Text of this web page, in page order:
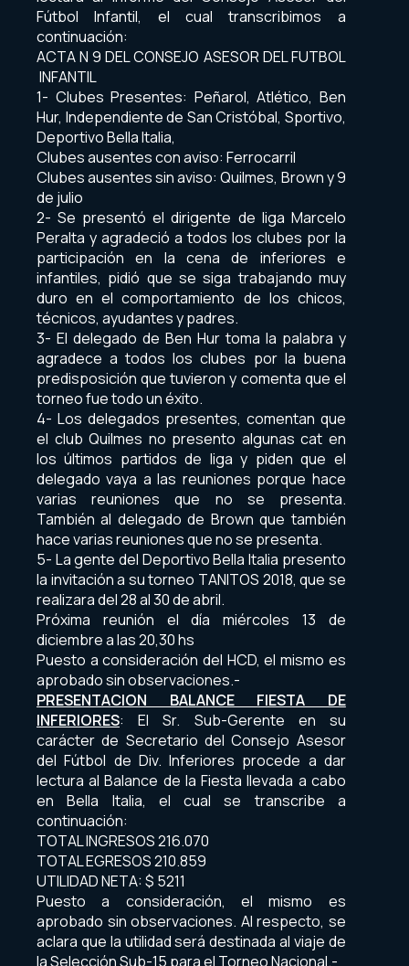
Fútbol Infantil, el cual transcribimos a
continuación:
ACTA N 9 DEL CONSEJO ASESOR DEL FUTBOL
INFANTIL
1- Clubes Presentes: Peñarol, Atlético, Ben
Hur, Independiente de San Cristóbal, Sportivo,
Deportivo Bella Italia,
Clubes ausentes con aviso: Ferrocarril
Clubes ausentes sin aviso: Quilmes, Brown y 9
de julio
2- Se presentó el dirigente de liga Marcelo
Peralta y agradeció a todos los clubes por la
participación en la cena de inferiores e
infantiles, pidió que se siga trabajando muy
duro en el comportamiento de los chicos,
técnicos, ayudantes y padres.
3- El delegado de Ben Hur toma la palabra y
agradece a todos los clubes por la buena
predisposición que tuvieron y comenta que el
torneo fue todo un éxito.
4- Los delegados presentes, comentan que
el club Quilmes no presento algunas cat en
los últimos partidos de liga y piden que el
delegado vaya a las reuniones porque hace
varias reuniones que no se presenta.
También al delegado de Brown que también
hace varias reuniones que no se presenta.
5- La gente del Deportivo Bella Italia presento
la invitación a su torneo TANITOS 2018, que se
realizara del 28 al 30 de abril.
Próxima reunión el día miércoles 13 de
diciembre a las 20,30 hs
Puesto a consideración del HCD, el mismo es
aprobado sin observaciones.-
PRESENTACION BALANCE FIESTA DE
INFERIORES: El Sr. Sub-Gerente en su
carácter de Secretario del Consejo Asesor
del Fútbol de Div. Inferiores procede a dar
lectura al Balance de la Fiesta llevada a cabo
en Bella Italia, el cual se transcribe a
continuación:
TOTAL INGRESOS 216.070
TOTAL EGRESOS 210.859
UTILIDAD NETA: $ 5211
Puesto a consideración, el mismo es
aprobado sin observaciones. Al respecto, se
aclara que la utilidad será destinada al viaje de
la Selección Sub-15 para el Torneo Nacional.-